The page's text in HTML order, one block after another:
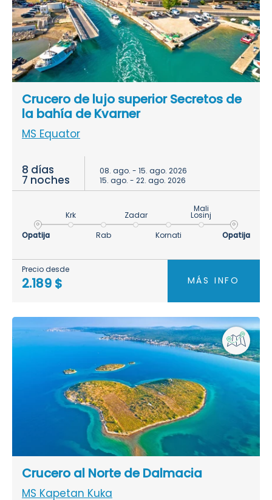
Crucero de lujo superior Secretos de
la bahía de Kvarner
MS Equator
8 días
7 noches
08. ago. - 15. ago. 2026
15. ago. - 22. ago. 2026
Opatija
Krk
Rab
Zadar
Kornati
Mali
Losinj
Opatija
Precio desde
2.189 $ MÁS INFO
Crucero al Norte de Dalmacia
MS Kapetan Kuka